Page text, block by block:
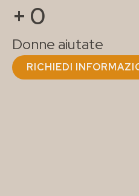
+ 0
Donne aiutate
RICHIEDI